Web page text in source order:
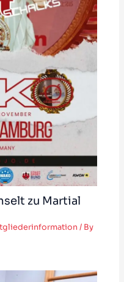
zu Martial
/ By